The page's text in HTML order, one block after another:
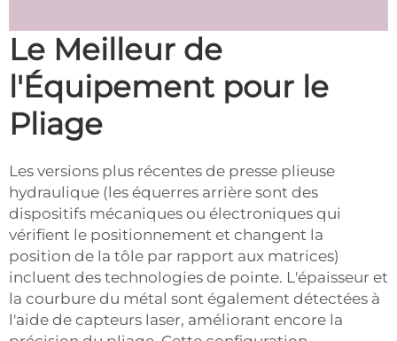
Le Meilleur de
l'Équipement pour le
Pliage
Les versions plus récentes de presse plieuse
hydraulique (les équerres arrière sont des
dispositifs mécaniques ou électroniques qui
vérifient le positionnement et changent la
position de la tôle par rapport aux matrices)
incluent des technologies de pointe. L'épaisseur et
la courbure du métal sont également détectées à
l'aide de capteurs laser, améliorant encore la